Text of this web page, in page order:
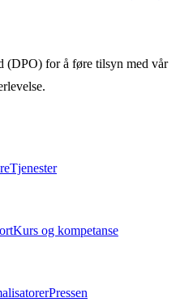
(DPO) for å føre tilsyn med vår
Tjenester
Kurs og kompetanse
Pressen